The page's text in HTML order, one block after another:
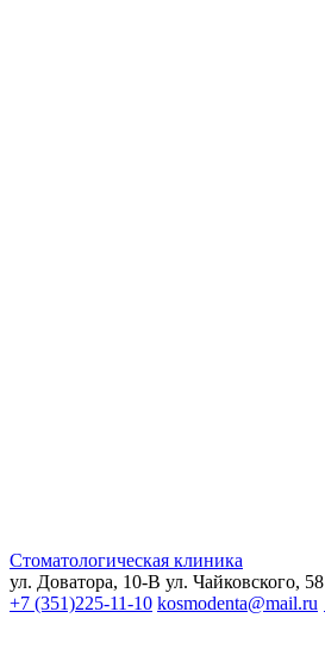
Стоматологическая клиника
ул. Доватора, 10-В ул. Чайковского, 58
+7 (351)225-11-10 kosmodenta@mail.ru